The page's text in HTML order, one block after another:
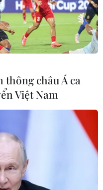
thông châu Á ca
Việt Nam